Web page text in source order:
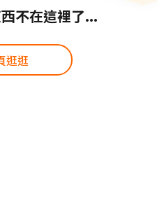
不在這裡了...
逛逛